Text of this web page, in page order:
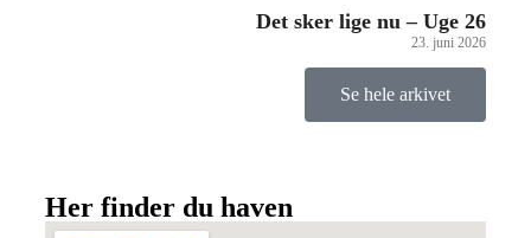
Det sker lige nu – Uge 26
23. juni 2026
Se hele arkivet
Her finder du haven